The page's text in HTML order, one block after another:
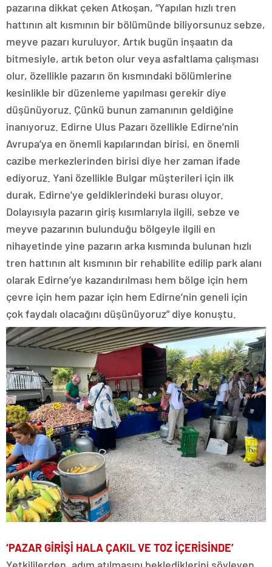
pazarına dikkat çeken Atkoşan, “Yapılan hızlı tren
hattının alt kısmının bir bölümünde biliyorsunuz sebze,
meyve pazarı kuruluyor. Artık bugün inşaatın da
bitmesiyle, artık beton olur veya asfaltlama çalışması
olur, özellikle pazarın ön kısmındaki bölümlerine
kesinlikle bir düzenleme yapılması gerekir diye
düşünüyoruz. Çünkü bunun zamanının geldiğine
inanıyoruz. Edirne Ulus Pazarı özellikle Edirne’nin
Avrupa’ya en önemli kapılarından birisi, en önemli
cazibe merkezlerinden birisi diye her zaman ifade
ediyoruz. Yani özellikle Bulgar müşterileri için ilk
durak, Edirne’ye geldiklerindeki burası oluyor.
Dolayısıyla pazarın giriş kısımlarıyla ilgili, sebze ve
meyve pazarının bulunduğu bölgeyle ilgili en
nihayetinde yine pazarın arka kısmında bulunan hızlı
tren hattının alt kısmının bir rehabilite edilip park alanı
olarak Edirne’ye kazandırılması hem bölge için hem
çevre için hem pazar için hem Edirne’nin geneli için
çok faydalı olacağını düşünüyoruz” diye konuştu.
‘PAZAR GİRİŞİ HALA ÇAKIL VE TOZ İÇERİSİNDE’